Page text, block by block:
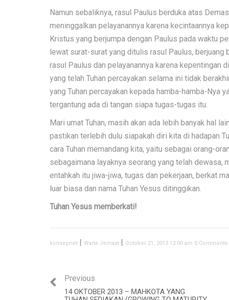
Namun sebaliknya, rasul Paulus berduka atas
meninggalkan pelayanannya karena kecintaannya
Kristus yang berjumpa dengan Paulus pada waktu
lewat surat-surat yang ditulis rasul Paulus, berjuang
rasul Paulus dan pelayanannya karena kepentingan
yang telah Tuhan percayakan selama ini tidak
yang Tuhan percayakan kepada hamba-hamba-Nya
tergantung ada di tangan siapa tugas-tugas itu.
Mari umat Tuhan, masih akan ada lebih banyak hal
pastikan terlebih dulu siapakah diri kita di hadapan
cara Tuhan memandang kita, yaitu sebagai orang-
sebagaimana layaknya seorang yang telah dewasa,
entahkah itu jiwa-jiwa, tugas dan pekerjaan, berkat
luar biasa dan nama Tuhan Yesus ditinggikan.
Tuhan Yesus memberkati!
konsepnet | Warta Jemaat | October 21, 2013 12:00 am 0 Comments
Previous
14 OKTOBER 2013 – MAHKOTA YANG